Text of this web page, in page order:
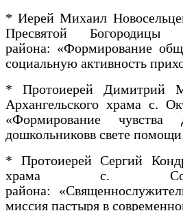
* Иерей Михаил
Пресвятой Богородицы
района: «Формирование
социальную активность
* Протоиерей Димитрий
Архангельского храма с.
«Формирование
дошкольниковв свете
* Протоиерей Сергий
храма с.
района:
миссия пастыря в